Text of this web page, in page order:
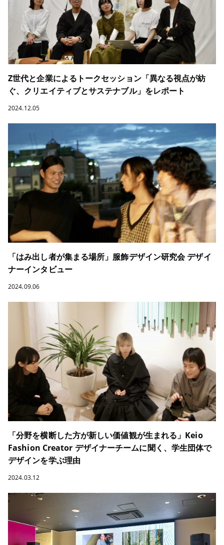
Z世代と企業によるトークセッション「異なる視点が紡
ぐ、クリエイティブとサステナブル」をレポート
2024.12.05
「はみ出し者が集まる場所」服飾デザイン研究会 デザイ
ナーインタビュー
2024.09.06
「分野を横断した方が新しい価値観が生まれる」Keio
Fashion Creator デザイナーチームに聞く、学生団体で
デザインを学ぶ理由
2024.03.12